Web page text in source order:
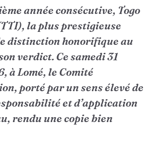
année consécutive, Togo
la plus prestigieuse
distinction honorifique au
verdict. Ce samedi 31
à Lomé, le Comité
porté par un sens élevé de
et d’application
rendu une copie bien